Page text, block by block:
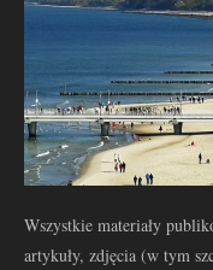
Wszystkie materiały
artykuły, zdjęcia (w tym